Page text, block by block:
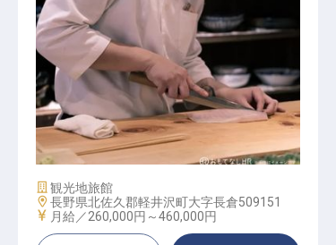
和食調理スタッフ
施設業態
観光地旅館
勤務地
長野県北佐久郡軽井沢町大字長倉509151
給与
月給／260,000円～460,000円